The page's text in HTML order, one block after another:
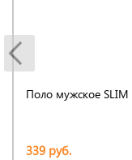
Поло мужское SLIM
339 руб.